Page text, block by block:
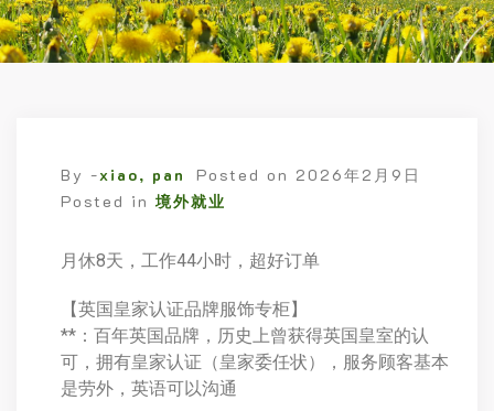
By -xiao, pan Posted on 2026年2月9日
Posted in 境外就业
月休8天，工作44小时，超好订单
【英国皇家认证品牌服饰专柜】
**：百年英国品牌，历史上曾获得英国皇室的认
可，拥有皇家认证（皇家委任状），服务顾客基本
是劳外，英语可以沟通